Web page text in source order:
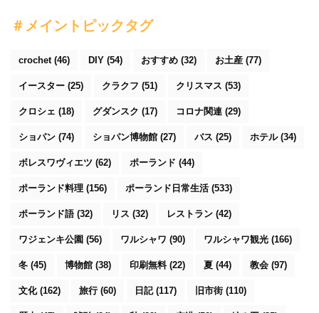
＃メイントピックタグ
crochet (46) DIY (54) おすすめ (32) お土産 (77)
イースター (25) クラクフ (51) クリスマス (53)
クロシェ (18) グダンスク (17) コロナ関連 (29)
ショパン (74) ショパン博物館 (27) バス (25) ホテル(34)
ボレスワヴィエツ (62) ポーランド (44)
ポーランド料理 (156) ポーランド日常生活(533)
ポーランド語(32) リス (32) レストラン (42)
ワジェンキ公園 (56) ワルシャワ (90) ワルシャワ観光 (166)
冬 (45) 博物館 (38) 印刷無料(22) 夏 (44) 教会 (97)
文化(162) 旅行 (60) 日記(117) 旧市街 (110)